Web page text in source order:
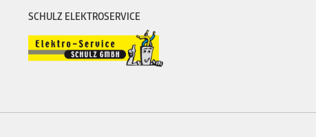
SCHULZ ELEKTROSERVICE